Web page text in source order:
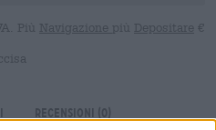
Più Navigazione più Depositare €
Recensioni (0)